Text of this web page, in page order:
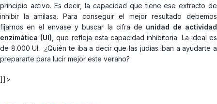
principio activo. Es decir, la capacidad que tiene ese extracto de
inhibir la amilasa. Para conseguir el mejor resultado debemos
fijarnos en el envase y buscar la cifra de unidad de actividad
enzimática (UI), que refleja esta capacidad inhibitoria. La ideal es
de 8.000 UI. ¿Quién te iba a decir que las judías iban a ayudarte a
prepararte para lucir mejor este verano?
]]>